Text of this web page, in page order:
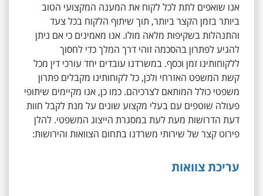
אנו שואפים לתת לכל לקוח את המענה המקצועי הטוב
ביותר בזמן הקצר ביותר, תוך שיתוף הלקוח בכל צעד
והתנהלות בשקיפות מלאה מולו. אנו מאמינים כי אם ניתן
להגיע לפתרון בהסכמה זוהי דרך המלך כדי לחסוך
ללקוחותינו זמן וכסף. במשרדנו עובדים יחד עורכי דין מכל
קשת המשפט האזרחי ולכן, כל לקוחותינו מקבלים פתרון
משפטי כולל המותאם לצרכיהם. כמו כן, אנו מקיימים שיתופי
פעולה שוטפים עם בעלי מקצוע שונים על מנת לקבל חוות
דעת הדרושות מעת לעת במסגרת הייצוג המשפטי. להלן
פירוט קצר של שירותי משרדנו בתחום הצוואות והירושות:
עריכת צוואות